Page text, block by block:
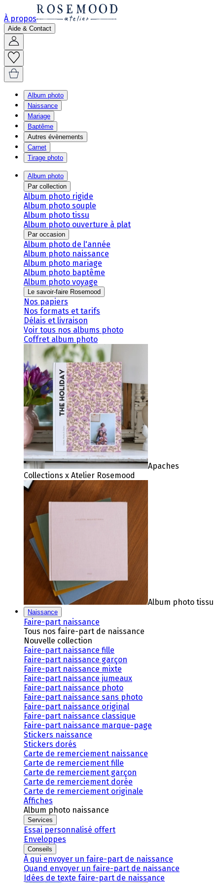
À propos
Aide & Contact
Album photo
Naissance
Mariage
Baptême
Autres évènements
Carnet
Tirage photo
Album photo
Par collection
Album photo rigide
Album photo souple
Album photo tissu
Album photo ouverture à plat
Par occasion
Album photo de l'année
Album photo naissance
Album photo mariage
Album photo baptême
Album photo voyage
Le savoir-faire Rosemood
Nos papiers
Nos formats et tarifs
Délais et livraison
Voir tous nos albums photo
Coffret album photo
Apaches
Collections x Atelier Rosemood
Album photo tissu
Naissance
Faire-part naissance
Tous nos faire-part de naissance
Nouvelle collection
Faire-part naissance fille
Faire-part naissance garçon
Faire-part naissance mixte
Faire-part naissance jumeaux
Faire-part naissance photo
Faire-part naissance sans photo
Faire-part naissance original
Faire-part naissance classique
Faire-part naissance marque-page
Stickers naissance
Stickers dorés
Carte de remerciement naissance
Carte de remerciement fille
Carte de remerciement garçon
Carte de remerciement dorée
Carte de remerciement originale
Affiches
Album photo naissance
Services
Essai personnalisé offert
Enveloppes
Conseils
À qui envoyer un faire-part de naissance
Quand envoyer un faire-part de naissance
Idées de texte faire-part de naissance